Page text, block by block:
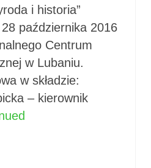
i historia”
października 2016
Centrum
w Lubaniu.
w składzie:
– kierownik